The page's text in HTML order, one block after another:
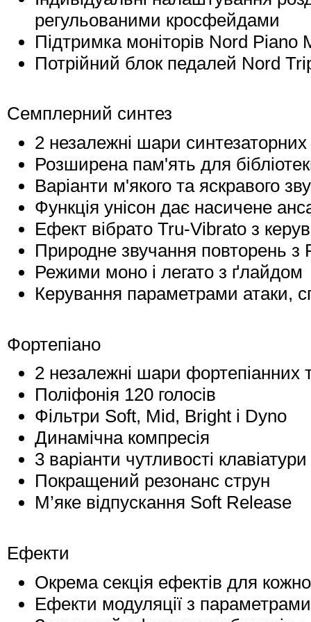
регульованими кросфейдами
Підтримка моніторів Nord Piano
Потрійний блок педалей Nord
Семплерний синтез
2 незалежні шари
Розширена пам'ять для
Варіанти м'якого та яскравого
Функція унісон дає насичене
Ефект вібрато Tru-Vibrato з
Природне звучання повторень з
Режими моно і легато з ґлайдом
Керування параметрами атаки,
Фортепіано
2 незалежні шари фортепіанних
Поліфонія 120 голосів
Фільтри Soft, Mid, Bright і Dyno
Динамічна компресія
3 варіанти чутливості клавіатури
Покращений резонанс струн
М’яке відпускання Soft Release
Ефекти
Окрема секція ефектів для
Ефекти модуляції з